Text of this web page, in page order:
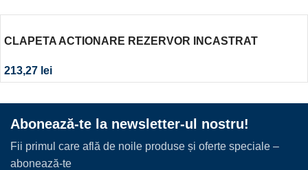
CLAPETA ACTIONARE REZERVOR INCASTRAT
213,27 lei
Abonează-te la newsletter-ul nostru!
Fii primul care află de noile produse și oferte speciale –
abonează-te